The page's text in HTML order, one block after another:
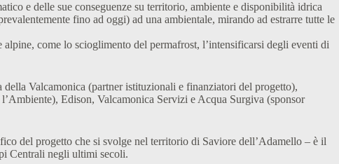
e delle sue conseguenze su territorio, ambiente e disponibilità idrica
fino ad oggi) ad una ambientale, mirando ad estrarre tutte le
come lo scioglimento del permafrost, l’intensificarsi degli eventi di
Valcamonica (partner istituzionali e finanziatori del progetto),
Edison, Valcamonica Servizi e Acqua Surgiva (sponsor
del progetto che si svolge nel territorio di Saviore dell’Adamello – è il
Centrali negli ultimi secoli.